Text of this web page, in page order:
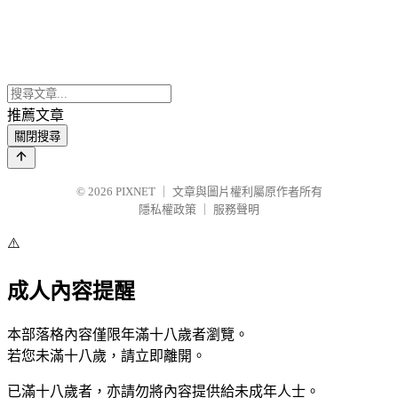
推薦文章
關閉搜尋
© 2026 PIXNET
文章與圖片權利屬原作者所有
隱私權政策
服務聲明
⚠️
成人內容提醒
本部落格內容僅限年滿十八歲者瀏覽。
若您未滿十八歲，請立即離開。
已滿十八歲者，亦請勿將內容提供給未成年人士。